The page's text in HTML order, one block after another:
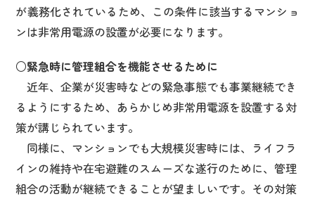
が義務化されているため、この条件に該当するマンショ
ンは非常用電源の設置が必要になります。
○緊急時に管理組合を機能させるために
近年、企業が災害時などの緊急事態でも事業継続でき
るようにするため、あらかじめ非常用電源を設置する対
策が講じられています。
同様に、マンションでも大規模災害時には、ライフラ
インの維持や在宅避難のスムーズな遂行のために、管理
組合の活動が継続できることが望ましいです。その対策